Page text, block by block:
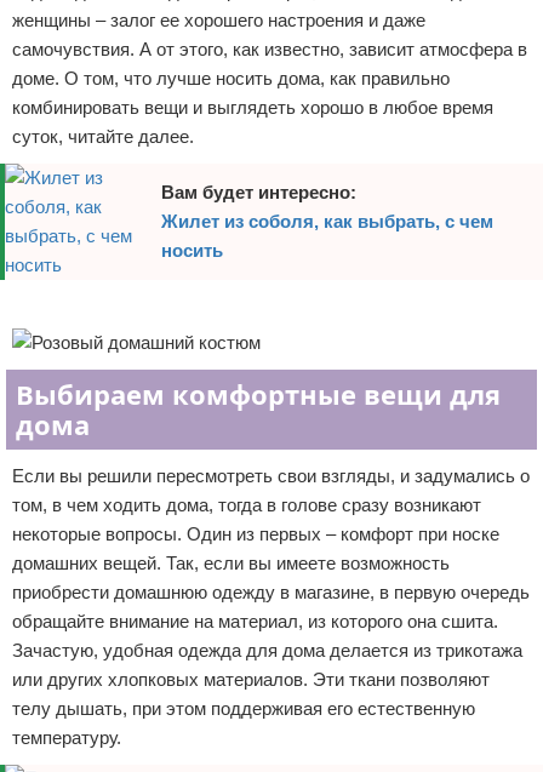
Разное
Уход за лицом
Хирургия
женщины – залог ее хорошего настроения и даже
самочувствия. А от этого, как известно, зависит атмосфера в
доме. О том, что лучше носить дома, как правильно
комбинировать вещи и выглядеть хорошо в любое время
суток, читайте далее.
Вам будет интересно:
Жилет из соболя, как выбрать, с чем
носить
Выбираем комфортные вещи для
дома
Если вы решили пересмотреть свои взгляды, и задумались о
том, в чем ходить дома, тогда в голове сразу возникают
некоторые вопросы. Один из первых – комфорт при носке
домашних вещей. Так, если вы имеете возможность
приобрести домашнюю одежду в магазине, в первую очередь
обращайте внимание на материал, из которого она сшита.
Зачастую, удобная одежда для дома делается из трикотажа
или других хлопковых материалов. Эти ткани позволяют
телу дышать, при этом поддерживая его естественную
температуру.